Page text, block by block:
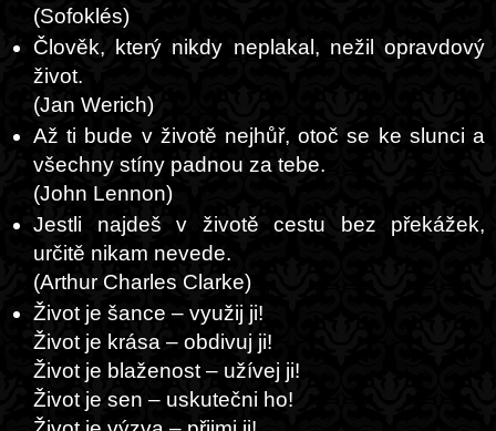
(Sofoklés)
Člověk, který nikdy neplakal, nežil opravdový
život.
(Jan Werich)
Až ti bude v životě nejhůř, otoč se ke slunci a
všechny stíny padnou za tebe.
(John Lennon)
Jestli najdeš v životě cestu bez překážek,
určitě nikam nevede.
(Arthur Charles Clarke)
Život je šance – využij ji!
Život je krása – obdivuj ji!
Život je blaženost – užívej ji!
Život je sen – uskutečni ho!